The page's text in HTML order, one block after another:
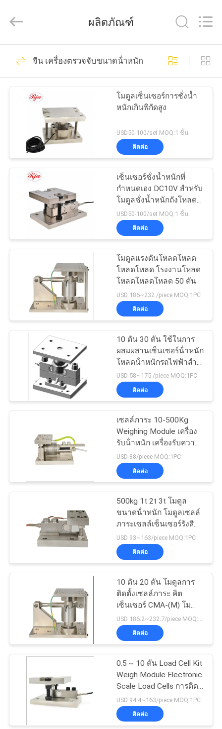
บ้าน
สินค้า
เกี่ยว
ทัวร์
โรงงาน
ควบคุม
คุณภาพ
เรา
เสนอ
แผนผัง
เว็บไซต์
นโยบาย
ความ
เป็น
Measurement
Instruments
Reserved.
โหลดเซลล์วัด
ความเครียด
117
โหลดเซลล์จุดเดียว
95
Shear Beam โหลด
เซลล์
83
โหลดเซลล์แบบ
20
โหลดเซลล์ประเภท
พูด
55
โหลดเซลล์ S Type
60
23
ผลิตภัณฑ์
จีน เครื่องตรวจจับขนาดน้ําหนัก
โมดูลเซ็นเซอร์การชั่งน้ำ
หนักเกินพิกัดสูง
USD50-100/set MOQ:1 ชิ้น
ติดต่อ
เซ็นเซอร์ชั่งน้ำหนักที่
กำหนดเอง DC10V สำหรับ
โมดูลชั่งน้ำหนักถังโหลด
เซลล์ 500 กก. - 50T
USD50-100/set MOQ:1 ชิ้น
ติดต่อ
โมดูลแรงดันโหลดโหลด
โหลดโหลด โรงงานโหลด
โหลดโหลดโหลด 50 ตัน
USD 186~232 /piece MOQ:1PC
ติดต่อ
10 ตัน 30 ตัน ใช้ในการ
ผสมผสานเซ็นเซอร์น้ําหนัก
โหลดน้ําหนักรถไฟฟ้าสําห
รับรถบรรทุก
USD 58~175 /piece MOQ:1PC
ติดต่อ
เซลล์ภาระ 10-500Kg
Weighing Module เครื่อง
รับน้ําหนัก เครื่องรับความ
ดัน เครื่องรับความดัน
เซลล์ภาระ
USD 88/piece MOQ:1PC
ติดต่อ
500kg 1t 2t 3t โมดูล
ขนาดน้ําหนัก โมดูลเซลล์
ภาระเซลล์เซ็นเซอร์รังสี
โมดูลส่งน้ําหนัก
USD 93~163/piece MOQ:1PC
ติดต่อ
10 ตัน 20 ตัน โมดูลการ
ติดตั้งเซลล์ภาระ คิต
เซ็นเซอร์ CMA-(M) โม
นันท์เซลล์ภาระสําหรับการ
ชั่งไซโล
ติดต่อ
0.5 ~ 10 ตัน Load Cell Kit
Weigh Module Electronic
Scale Load Cells การติด
ตั้งเซ็นเซอร์ความเครียด
USD 94.4~163/piece MOQ:1PC
ติดต่อ